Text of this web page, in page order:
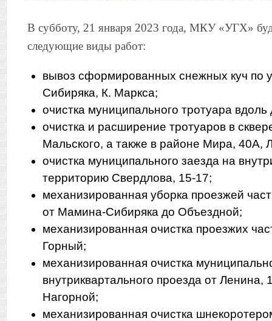
В субботу, 21 января 2023 года, МКУ «УГХ»
следующие виды работ:
вывоз сформированных снежных куч по
Сибиряка, К. Маркса;
очистка муниципального тротуара
очистка и расширение тротуаров в
Мальского, а также в районе Мира, 40А,
очистка муниципального заезда на
территорию Свердлова, 15-17;
механизированная уборка проезжей
от Мамина-Сибиряка до Объездной;
механизированная очистка проезжих
Горный;
механизированная очистка
внутриквартального проезда от Ленина,
Нагорной;
механизированная очистка